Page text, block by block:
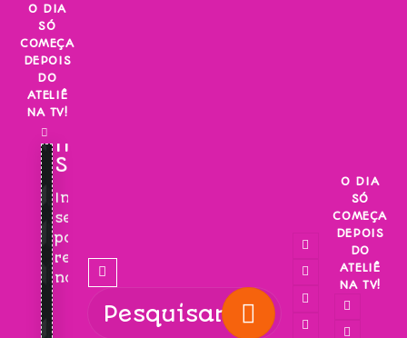
Skip
content
O DIA
SÓ
COMEÇA
DEPOIS
DO
ATELIÊ
NA TV!
INSCREVA-
SE!
Inscreva-
se
para
receber
novidades!
O DIA
SÓ
COMEÇA
DEPOIS
DO
ATELIÊ
NA TV!